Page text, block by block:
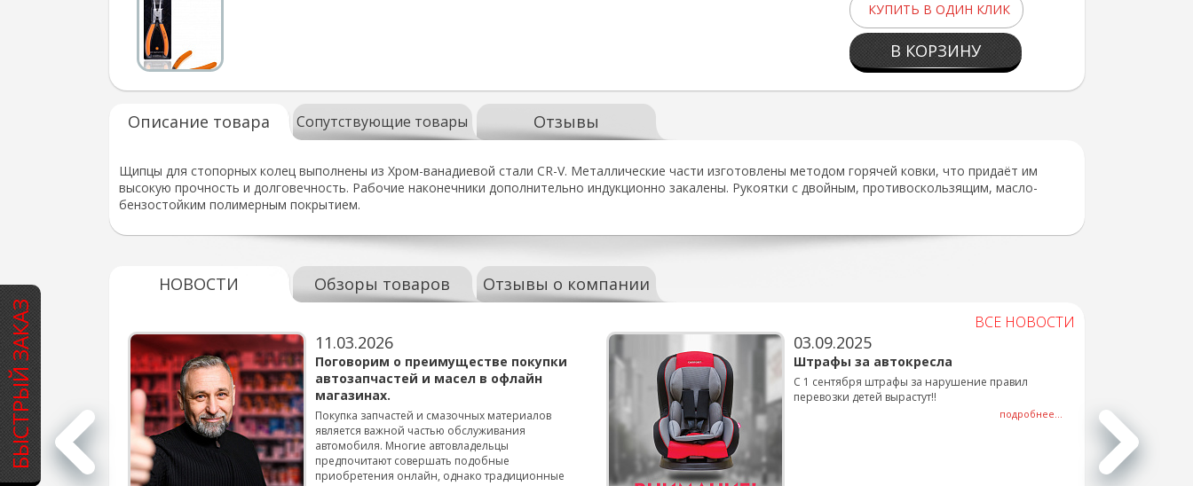
БЫСТРЫЙ ЗАКАЗ
КУПИТЬ В ОДИН КЛИК
В КОРЗИНУ
Описание товара Сопутствующие товары Отзывы
Щипцы для стопорных колец выполнены из Хром-ванадиевой стали CR-V. Металлические части изготовлены методом горячей ковки, что придаёт им
высокую прочность и долговечность. Рабочие наконечники дополнительно индукционно закалены. Рукоятки с двойным, противоскользящим, масло-
бензостойким полимерным покрытием.
НОВОСТИ Обзоры товаров Отзывы о компании
ВСЕ НОВОСТИ
для
смены шин на
подробнее...
11.03.2026
Поговорим о преимуществе покупки
автозапчастей и масел в офлайн
магазинах.
Покупка запчастей и смазочных материалов
является важной частью обслуживания
автомобиля. Многие автовладельцы
предпочитают совершать подобные
приобретения онлайн, однако традиционные
03.09.2025
Штрафы за автокресла
С 1 сентября штрафы за нарушение правил
перевозки детей вырастут!!
подробнее...